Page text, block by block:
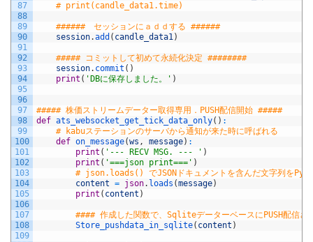
87
88
89
90
91
92
93
94
95
96
97
98
99
100
101
102
103
104
105
106
107
108
109
# print(candle_data1.time)
######　セッションにａｄｄする ######
session.add ( candle_data1)
##### コミットして初めて永続化決定 ########
session. commit ( )
print ( 'DBに保存しました。' )
##### 株価ストリームデーター取得専用．PUSH配信開始 #####
def ats_websocket_get_tick_data_only( ) :
# kabuステーションのサーバから通知が来た時に呼ばれる
def on_message(ws , message) :
print ( '--- RECV MSG. --- ' )
print ( '===json print===' )
# json.loads() でJSONドキュメントを含んだ文字列を
content = json. loads (message)
print ( content )
#### 作成した関数で、SqliteデーターベースにPUSH配信さ
Store_pushdata_in_sqlite( content )